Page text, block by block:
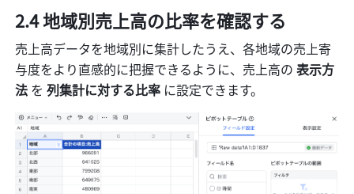
2.4 地域別売上高の比率を確認する
売上高データを地域別に集計したうえ、各地域の売上寄
与度をより直感的に把握できるように、売上高の 表示方
法 を 列集計に対する比率 に設定できます。